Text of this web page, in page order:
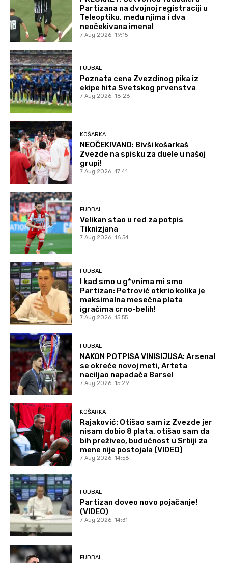
Partizana na dvojnoj registraciji u
Teleoptiku, među njima i dva
neočekivana imena!
7 Aug 2026. 19:15
FUDBAL
Poznata cena Zvezdinog pika iz
ekipe hita Svetskog prvenstva
7 Aug 2026. 18:26
KOŠARKA
NEOČEKIVANO: Bivši košarkaš
Zvezde na spisku za duele u našoj
grupi!
7 Aug 2026. 17:41
FUDBAL
Velikan stao u red za potpis
Tiknizjana
7 Aug 2026. 16:54
FUDBAL
I kad smo u g*vnima mi smo
Partizan: Petrović otkrio kolika je
maksimalna mesečna plata
igračima crno-belih!
7 Aug 2026. 15:55
FUDBAL
NAKON POTPISA VINISIJUSA: Arsenal
se okreće novoj meti, Arteta
naciljao napadača Barse!
7 Aug 2026. 15:29
KOŠARKA
Rajaković: Otišao sam iz Zvezde jer
nisam dobio 8 plata, otišao sam da
bih preživeo, budućnost u Srbiji za
mene nije postojala (VIDEO)
7 Aug 2026. 14:58
FUDBAL
Partizan doveo novo pojačanje!
(VIDEO)
7 Aug 2026. 14:31
FUDBAL